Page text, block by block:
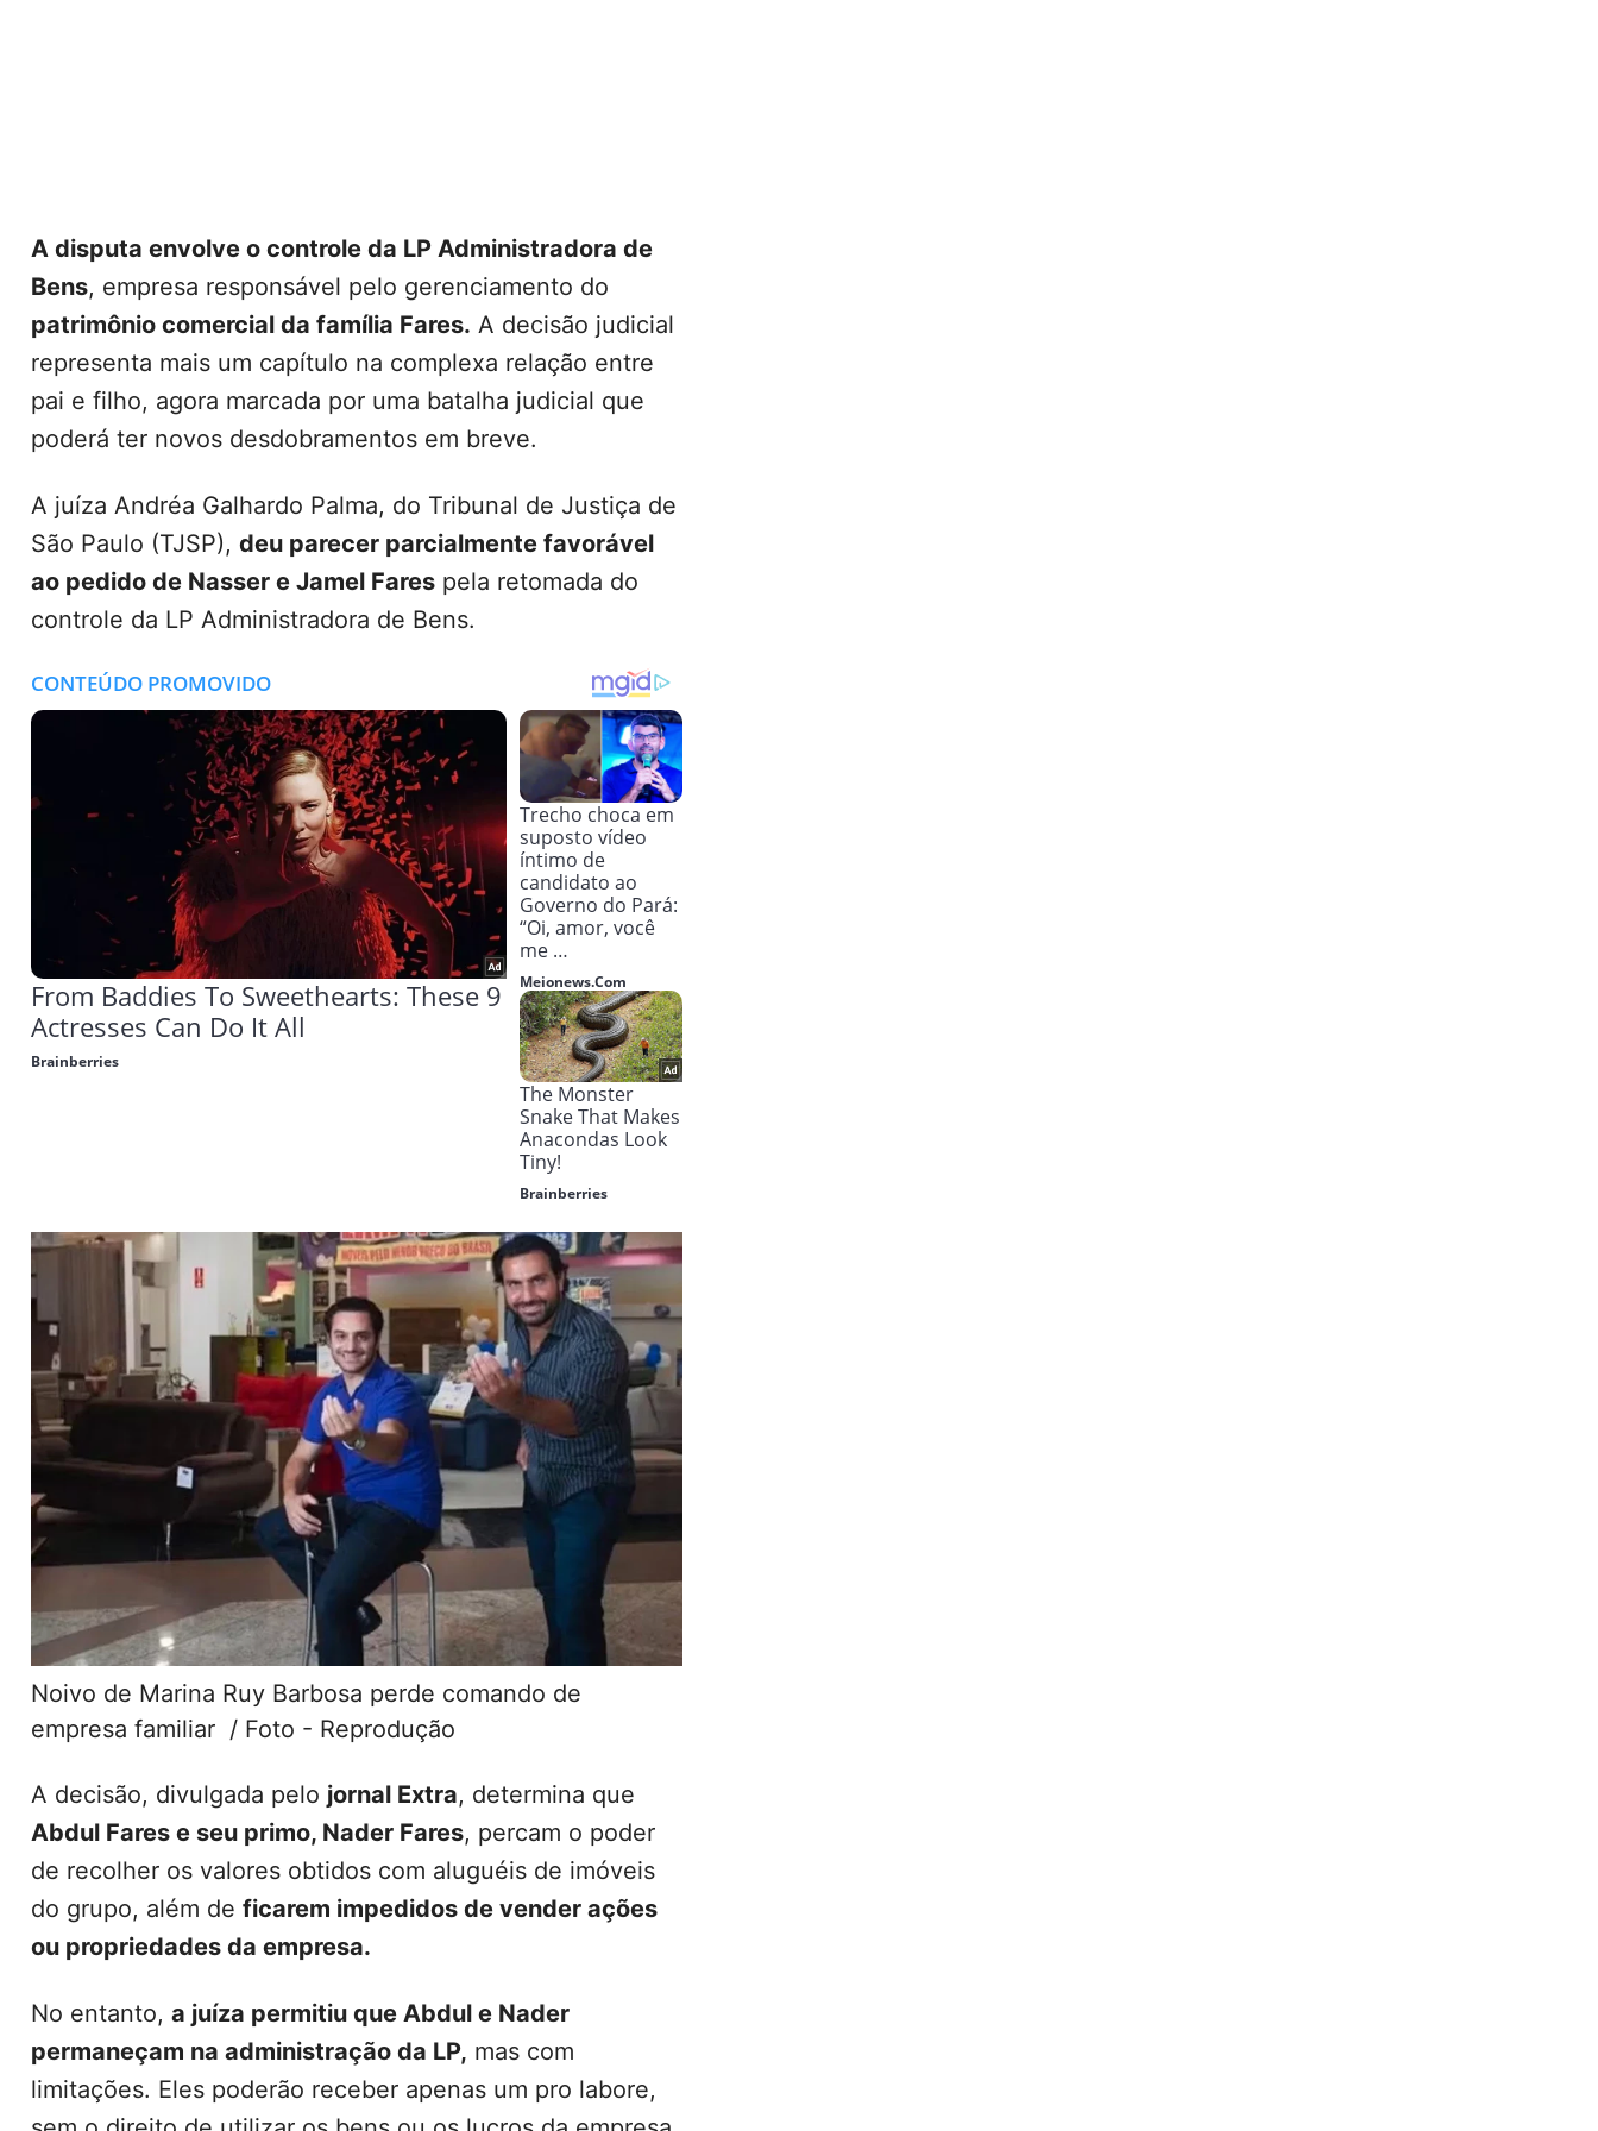
A disputa envolve o controle da LP Administradora de
Bens, empresa responsável pelo gerenciamento do
patrimônio comercial da família Fares. A decisão judicial
representa mais um capítulo na complexa relação entre
pai e filho, agora marcada por uma batalha judicial que
poderá ter novos desdobramentos em breve.
A juíza Andréa Galhardo Palma, do Tribunal de Justiça de
São Paulo (TJSP), deu parecer parcialmente favorável
ao pedido de Nasser e Jamel Fares pela retomada do
controle da LP Administradora de Bens.
Noivo de Marina Ruy Barbosa perde comando de
empresa familiar / Foto - Reprodução
A decisão, divulgada pelo jornal Extra, determina que
Abdul Fares e seu primo, Nader Fares, percam o poder
de recolher os valores obtidos com aluguéis de imóveis
do grupo, além de ficarem impedidos de vender ações
ou propriedades da empresa.
No entanto, a juíza permitiu que Abdul e Nader
permaneçam na administração da LP, mas com
limitações. Eles poderão receber apenas um pro labore,